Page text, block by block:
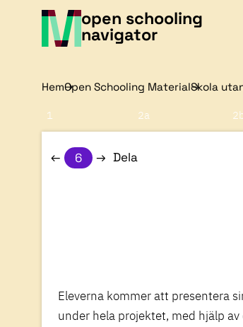
open schooling
navigator
HemOpen Schooling MaterialSkola
1 2a
6 Dela
Eleverna kommer att presentera
under hela projektet, med hjälp